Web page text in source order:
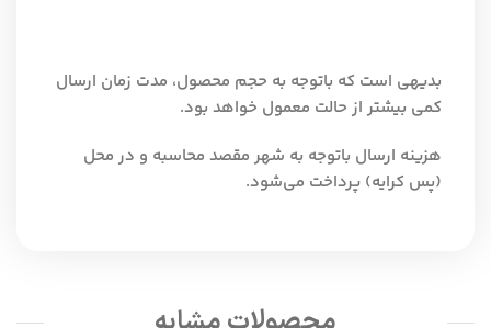
بدیهی است که باتوجه به حجم محصول، مدت زمان ارسال
کمی بیشتر از حالت معمول خواهد بود.
هزینه ارسال باتوجه به شهر مقصد محاسبه و در محل
(پس کرایه) پرداخت می‌شود.